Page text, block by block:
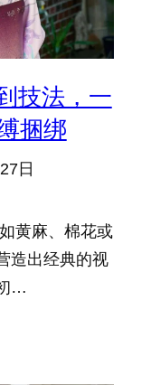
技法，一
捆绑
日
黄麻、棉花或
造出经典的视
…